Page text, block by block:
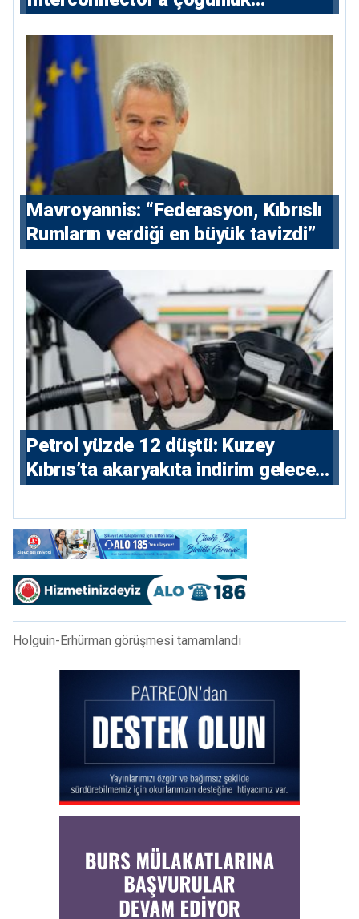
Mavroyannis: “Federasyon, Kıbrıslı
Rumların verdiği en büyük tavizdi”
Petrol yüzde 12 düştü: Kuzey
Kıbrıs’ta akaryakıta indirim gelecek
Holguin-Erhürman görüşmesi tamamlandı